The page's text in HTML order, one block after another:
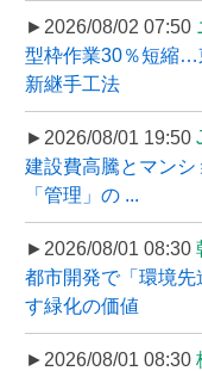
►2026/08/02 07:50
型枠作業30％短縮…
新継手工法
►2026/08/01 19:50
建設費高騰とマン
「管理」の ...
►2026/08/01 08:30
都市開発で「環境
す緑化の価値
►2026/08/01 08:30